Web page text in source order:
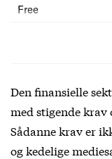
Free
Den finansielle
med stigende
Sådanne krav er
og kedelige